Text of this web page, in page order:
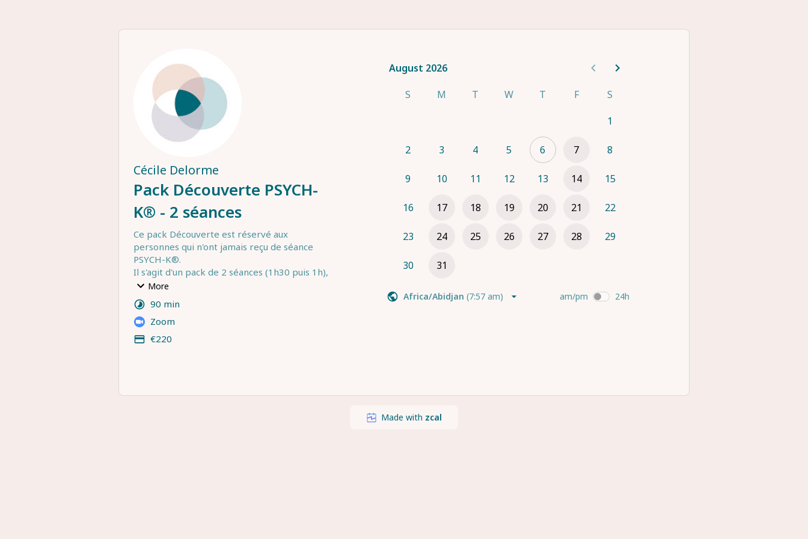
Cécile Delorme
Pack Découverte PSYCH-
K® - 2 séances
Ce pack Découverte est réservé aux
personnes qui n'ont jamais reçu de séance
PSYCH-K®.
Il s'agit d'un pack de 2 séances (1h30 puis 1h),
réglées en 1 fois lors de la première
réservation.
Le créneau pour la 2ème séance sera
convenu ensemble à l'issue du premier RDV.
More
90 min
Zoom
€220
August 2026
August 2026
S
M T W T F
S
1
2 3 4 5 6 7 8
9 10 11 12 13 14 15
16 17 18 19 20 21 22
23 24 25 26 27 28 29
30 31
Africa/Abidjan (7:57 am) am/pm 24h
Made with zcal